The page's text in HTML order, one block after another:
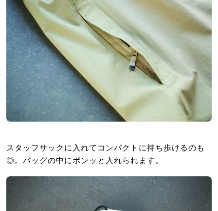
スタッフサックに入れてコンパクトに持ち歩けるのも
◎。バッグの中にポンッと入れられます。